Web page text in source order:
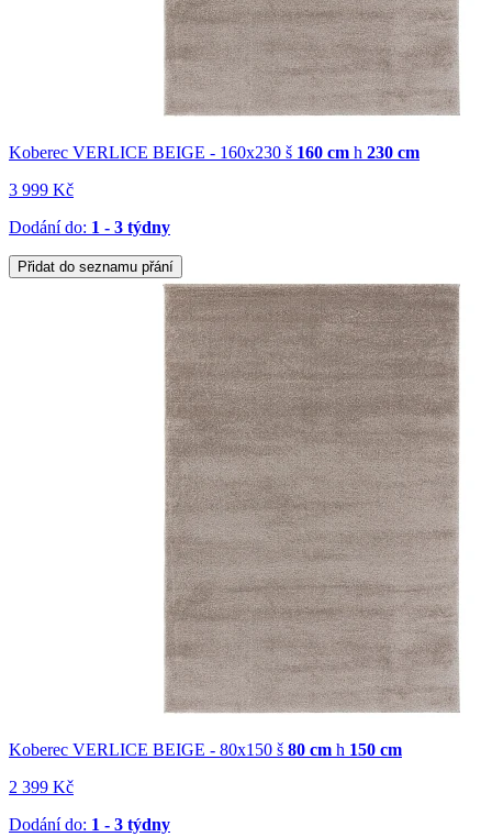
Koberec VERLICE BEIGE - 160x230 š 160 cm h 230 cm
3 999 Kč
Dodání do: 1 - 3 týdny
Přidat do seznamu přání
Koberec VERLICE BEIGE - 80x150 š 80 cm h 150 cm
2 399 Kč
Dodání do: 1 - 3 týdny